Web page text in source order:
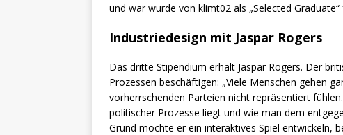
und war wurde von klimt02 als „Selected
Industriedesign mit Jaspar Rogers
Das dritte Stipendium erhält Jaspar Rogers. Der
Prozessen beschäftigen: „Viele Menschen gehen
vorherrschenden Parteien nicht repräsentiert
politischer Prozesse liegt und wie man dem
Grund möchte er ein interaktives Spiel entwickeln,